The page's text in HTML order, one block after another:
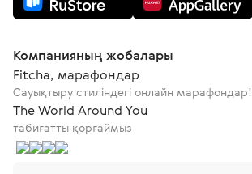
Компанияның жобалары
Fitcha, марафондар
Сауықтыру стиліндегі онлайн марафондар!
The World Around You
табиғатты қорғаймыз